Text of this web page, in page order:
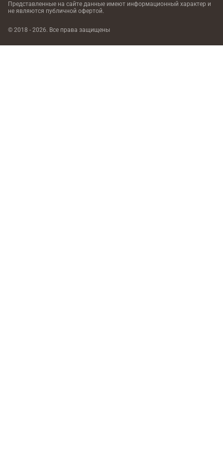
Представленные на сайте данные имеют информационный характер и
не являются публичной офертой.
© 2018 - 2026. Все права защищены